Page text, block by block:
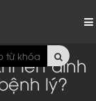
lên đỉnh
lý?